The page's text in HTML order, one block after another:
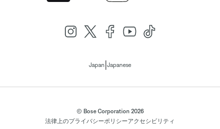
Japan Japanese
© Bose Corporation 2026
法律上のプライバシーポリシーアクセシビリティ